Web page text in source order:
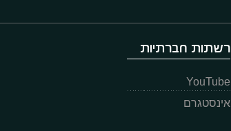
רשתות חברתיות
YouTube
אינסטגרם